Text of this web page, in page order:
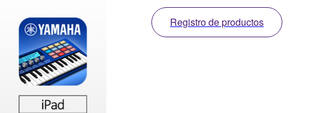
Registro de productos